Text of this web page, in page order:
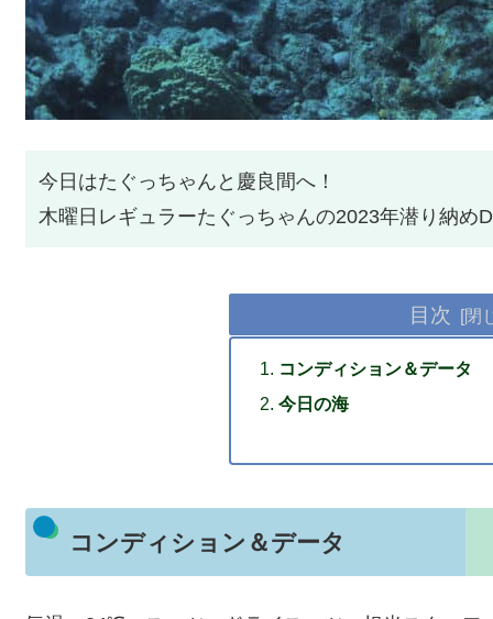
今日はたぐっちゃんと慶良間へ！
木曜日レギュラーたぐっちゃんの2023年潜り納め
目次
コンディション＆データ
今日の海
コンディション＆データ